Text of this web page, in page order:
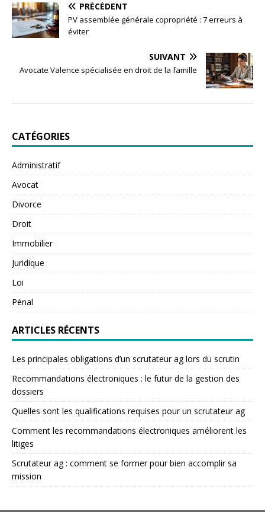
PRÉCÉDENT
PV assemblée générale copropriété : 7 erreurs à
éviter
SUIVANT
Avocate Valence spécialisée en droit de la famille
CATÉGORIES
Administratif
Avocat
Divorce
Droit
Immobilier
Juridique
Loi
Pénal
ARTICLES RÉCENTS
Les principales obligations d’un scrutateur ag lors du scrutin
Recommandations électroniques : le futur de la gestion des
dossiers
Quelles sont les qualifications requises pour un scrutateur ag
Comment les recommandations électroniques améliorent les
litiges
Scrutateur ag : comment se former pour bien accomplir sa
mission